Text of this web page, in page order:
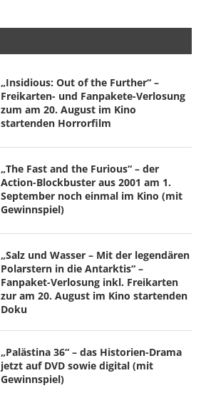
„Insidious: Out of the Further“ –
Freikarten- und Fanpakete-Verlosung
zum am 20. August im Kino
startenden Horrorfilm
„The Fast and the Furious“ – der
Action-Blockbuster aus 2001 am 1.
September noch einmal im Kino (mit
Gewinnspiel)
„Salz und Wasser – Mit der legendären
Polarstern in die Antarktis“ –
Fanpaket-Verlosung inkl. Freikarten
zur am 20. August im Kino startenden
Doku
„Palästina 36“ – das Historien-Drama
jetzt auf DVD sowie digital (mit
Gewinnspiel)